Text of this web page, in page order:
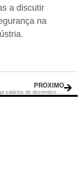
a discutir
na
PRÓXIMO